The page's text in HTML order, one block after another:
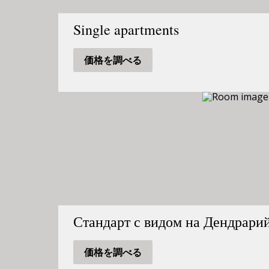
Single apartments
価格を調べる
Стандарт с видом на
価格を調べる